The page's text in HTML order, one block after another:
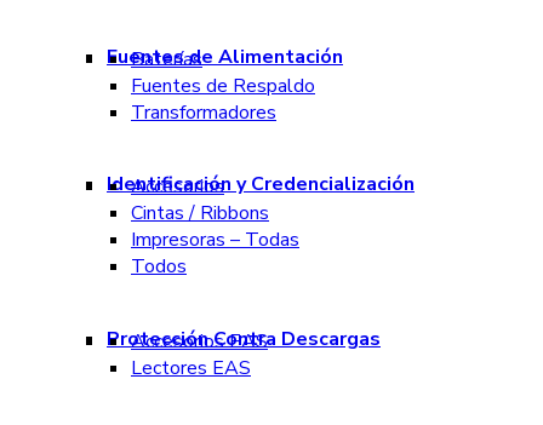
Fuentes de Alimentación
Baterías
Fuentes de Respaldo
Transformadores
Identificación y Credencialización
Accesorios
Cintas / Ribbons
Impresoras – Todas
Todos
Protección Contra Descargas
Accesorios EAS
Lectores EAS